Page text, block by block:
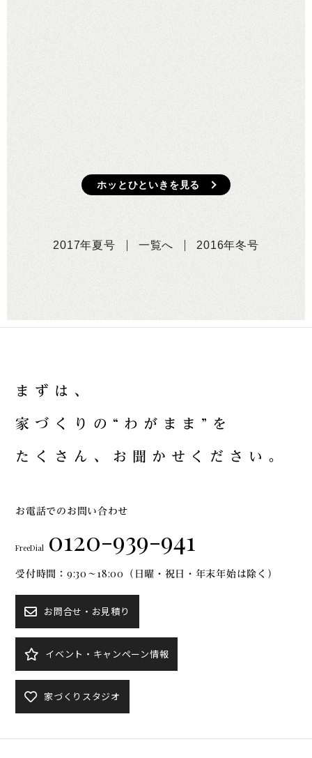
ホッとひといきを見る
2017年夏号 2016年冬号
一覧へ
ま ず は 、
家 づ く り の “ わ が ま ま ” を
た く さ ん 、 お 聞 か せ く だ さ い 。
お電話でのお問い合わせ
FreeDial 0120-939-941
受付時間：9:30～18:00（日曜・祝日・年末年始は除く）
お問合せ・お見積り
イベント・キャンペーン情報
家づくりスタジオ